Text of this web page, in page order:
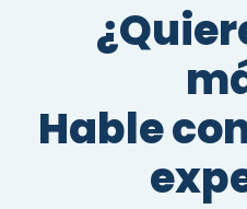
Hable